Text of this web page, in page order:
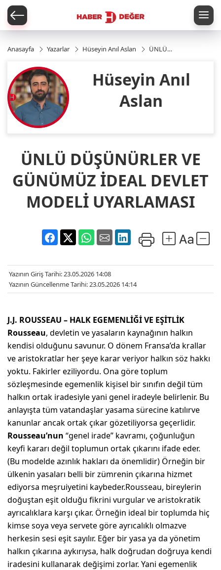
Anasayfa Yazarlar Hüseyin Anıl Aslan
ÜNLÜ
DEVLET
MODELİ UYARLAMASI
Hüseyin Anıl
Aslan
ÜNLÜ DÜŞÜNÜRLER VE
GÜNÜMÜZ İDEAL DEVLET
MODELİ UYARLAMASI
Yazının Giriş Tarihi: 23.05.2026 14:08
Yazının Güncellenme Tarihi: 23.05.2026 14:14
J.J. ROUSSEAU – HALK EGEMENLİĞİ VE EŞİTLİK
Rousseau, devletin ve yasaların kaynağının halkın
kendisi olduğunu savunur. O dönem Fransa’da krallar
ve aristokratlar her şeye karar veriyor halkın söz hakkı
yoktu. Fakirler eziliyordu. Ona göre toplum
sözleşmesinde egemenlik kişisel bir sınıfın değil tüm
halkın ortak iradesiyle yani genel iradeyle belirlenir. Bu
anlayışta tüm vatandaşlar yasama sürecine katılırve
kanunlar ancak ortak çıkar gözetiliyorsa geçerlidir.
Rousseau’nun “genel irade” kavramı, çoğunluğun
keyfi kararı değil toplumun ortak çıkarını ifade eder.
(Bu modelde azınlık hakları da önemlidir) Örneğin bir
ülkenin yasaları belli bir zümrenin çıkarına hizmet
ediyorsa meşruiyetini kaybeder.Rousseau, bireylerin
doğuştan eşit olduğu fikrini vurgular ve aristokratik
ayrıcalıklara karşı çıkar. Örneğin ideal bir toplumda hiç
kimse soya veya servete göre ayrıcalıklı olmazve
herkesin sesi eşit sayılır. Eğer bir yasa ya da yönetim
halkın çıkarına aykırıysa, halk doğrudan doğruya kendi
iradesini kullanarak değişimi zorlar. Yani egemenlik